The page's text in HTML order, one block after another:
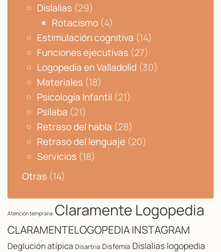
Dislalias (29)
Rotacismo (4)
Estimulación cognitiva (14)
Funciones ejecutivas (27)
Logopedia en Valladolid (30)
Materiales (18)
Psicología Infantil (21)
Psilaba (21)
Retraso del habla (28)
Retraso del lenguaje (20)
Servicios (18)
Otras (14)
Atención temprana Claramente Logopedia
CLARAMENTELOGOPEDIA INSTAGRAM
Deglución atípica Disartria Disfemia Dislalias logopedia